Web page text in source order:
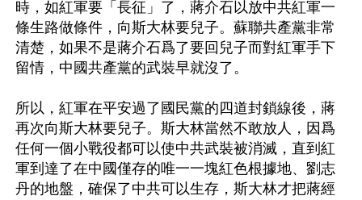
時，如紅軍要「長征」了，蔣介石以放中共紅軍一
條生路做條件，向斯大林要兒子。蘇聯共產黨非常
清楚，如果不是蔣介石爲了要回兒子而對紅軍手下
留情，中國共產黨的武裝早就沒了。
所以，紅軍在平安過了國民黨的四道封鎖線後，蔣
再次向斯大林要兒子。斯大林當然不敢放人，因爲
任何一個小戰役都可以使中共武裝被消滅，直到紅
軍到達了在中國僅存的唯一一塊紅色根據地、劉志
丹的地盤，確保了中共可以生存，斯大林才把蔣經